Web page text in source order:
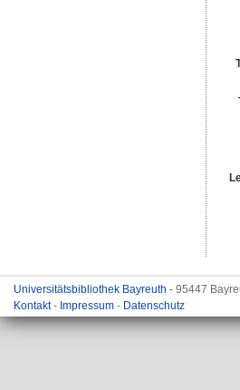
Universitätsbibliothek Bayreuth - 95447
Kontakt- Impressum - Datenschutz